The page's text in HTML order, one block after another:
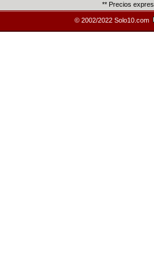
** Precios
© 2002/2022 Solo10.com